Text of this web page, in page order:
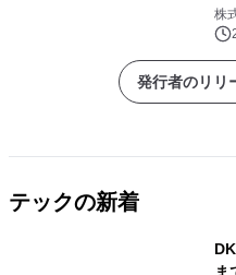
株
発行者のリリ
テックの新着